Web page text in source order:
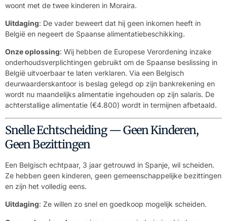
woont met de twee kinderen in Moraira.
Uitdaging: De vader beweert dat hij geen inkomen heeft in
België en negeert de Spaanse alimentatiebeschikking.
Onze oplossing: Wij hebben de Europese Verordening inzake
onderhoudsverplichtingen gebruikt om de Spaanse beslissing in
België uitvoerbaar te laten verklaren. Via een Belgisch
deurwaarderskantoor is beslag gelegd op zijn bankrekening en
wordt nu maandelijks alimentatie ingehouden op zijn salaris. De
achterstallige alimentatie (€4.800) wordt in termijnen afbetaald.
Snelle Echtscheiding — Geen Kinderen,
Geen Bezittingen
Een Belgisch echtpaar, 3 jaar getrouwd in Spanje, wil scheiden.
Ze hebben geen kinderen, geen gemeenschappelijke bezittingen
en zijn het volledig eens.
Uitdaging: Ze willen zo snel en goedkoop mogelijk scheiden.